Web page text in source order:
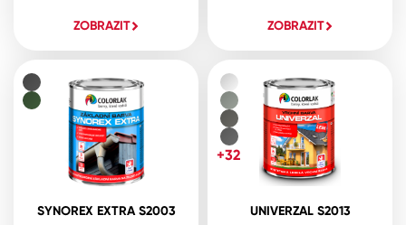
ZOBRAZIT ZOBRAZIT
SYNOREX EXTRA S2003 UNIVERZAL S2013
+32